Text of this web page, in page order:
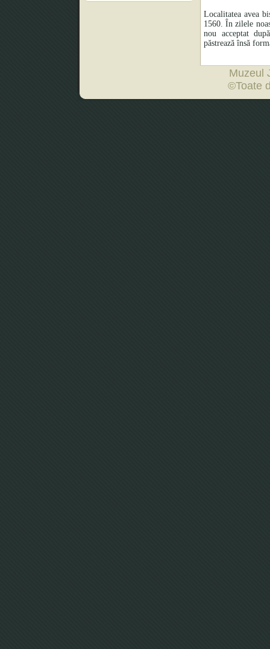
Localitatea avea
1560. În zilele
nou acceptat
păstrează însă
Muzeul
©Toate